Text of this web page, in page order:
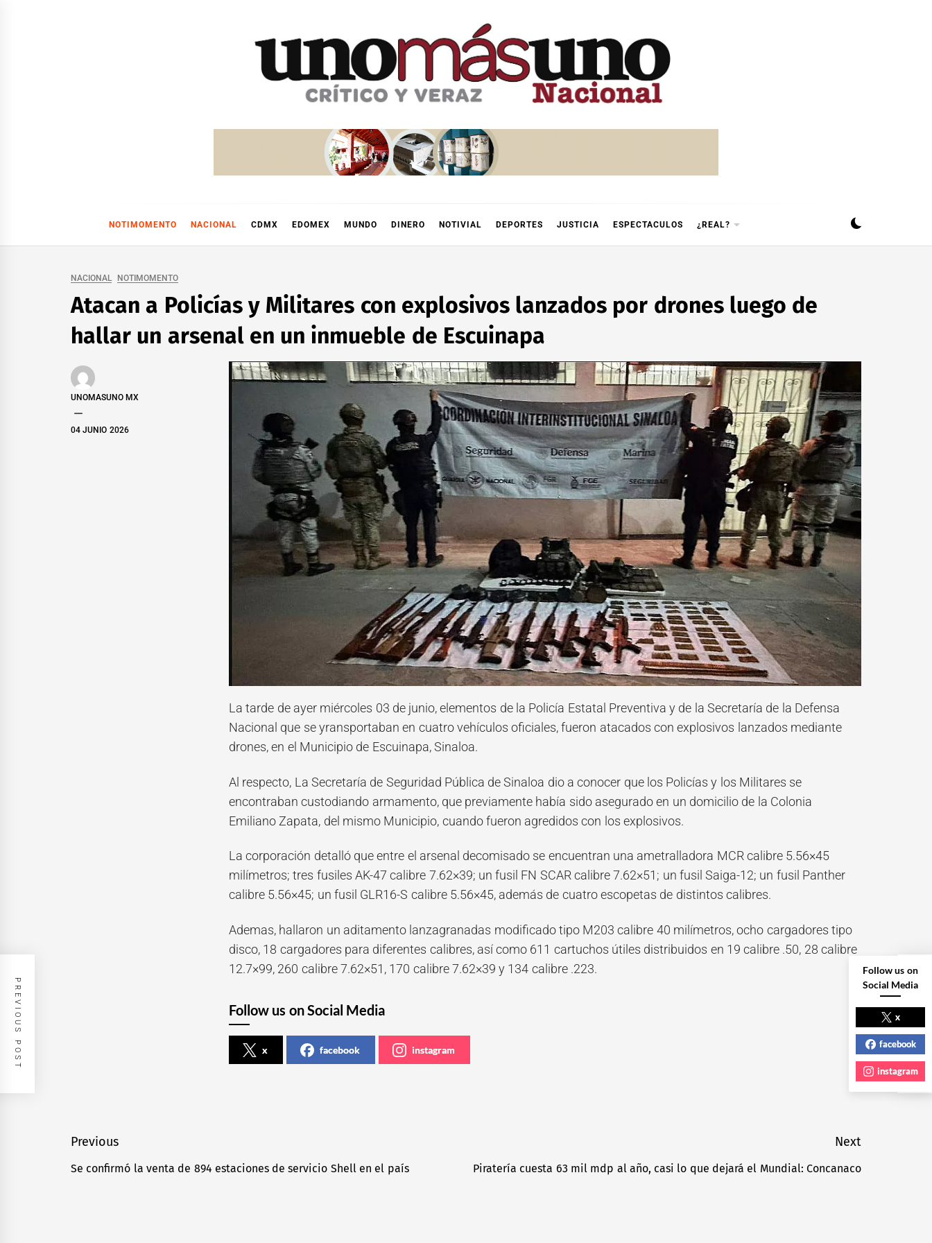
NOTIMOMENTO NACIONAL CDMX EDOMEX MUNDO DINERO NOTIVIAL DEPORTES JUSTICIA ESPECTACULOS ¿REAL?
NACIONAL NOTIMOMENTO
Atacan a Policías y Militares con explosivos lanzados por drones luego de
hallar un arsenal en un inmueble de Escuinapa
UNOMASUNO MX
04 JUNIO 2026
La tarde de ayer miércoles 03 de junio, elementos de la Policía Estatal Preventiva y de la Secretaría de la Defensa
Nacional que se yransportaban en cuatro vehículos oficiales, fueron atacados con explosivos lanzados mediante
drones, en el Municipio de Escuinapa, Sinaloa.
Al respecto, La Secretaría de Seguridad Pública de Sinaloa dio a conocer que los Policías y los Militares se
encontraban custodiando armamento, que previamente había sido asegurado en un domicilio de la Colonia
Emiliano Zapata, del mismo Municipio, cuando fueron agredidos con los explosivos.
La corporación detalló que entre el arsenal decomisado se encuentran una ametralladora MCR calibre 5.56×45
milímetros; tres fusiles AK-47 calibre 7.62×39; un fusil FN SCAR calibre 7.62×51; un fusil Saiga-12; un fusil Panther
calibre 5.56×45; un fusil GLR16-S calibre 5.56×45, además de cuatro escopetas de distintos calibres.
Ademas, hallaron un aditamento lanzagranadas modificado tipo M203 calibre 40 milímetros, ocho cargadores tipo
disco, 18 cargadores para diferentes calibres, así como 611 cartuchos útiles distribuidos en 19 calibre .50, 28 calibre
12.7×99, 260 calibre 7.62×51, 170 calibre 7.62×39 y 134 calibre .223.
Follow us on Social Media
x facebook instagram
Navegación
de
Previous
Previous
Se confirmó la venta de 894 estaciones de servicio Shell en el país
Next
Next
Piratería cuesta 63 mil mdp al año, casi lo que dejará el Mundial: Concanaco
PREVIOUS POST NEXT POST
Follow us on
Social Media
x
facebook
instagram